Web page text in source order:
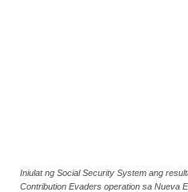
Iniulat ng Social Security System ang
Contribution Evaders operation sa Nueva